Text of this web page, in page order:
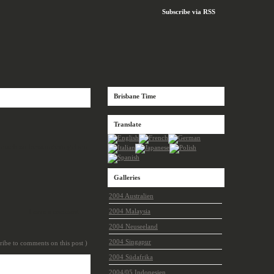
Subscribe via RSS
to comments on this post )
Brisbane Time
Translate
Galleries
2004 Australien
2004 Malaysia
2004 Neuseeland
2004 Singapur
2004 Südafrika
2004/05 Indonesien